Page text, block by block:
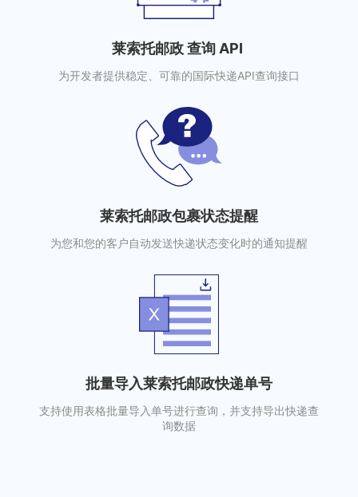
莱索托邮政 查询 API
为开发者提供稳定、可靠的国际快递API查询接口
莱索托邮政包裹状态提醒
为您和您的客户自动发送快递状态变化时的通知提醒
批量导入莱索托邮政快递单号
支持使用表格批量导入单号进行查询，并支持导出快递查
询数据